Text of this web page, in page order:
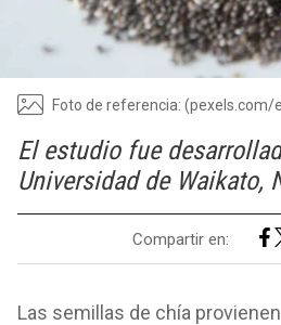
Foto de referencia: (pexels.com/
El estudio fue
Universidad de Waikato,
Compartir en:
Las semillas de chía